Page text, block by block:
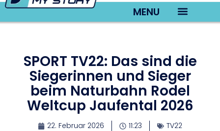
MENU
SPORT TV22: Das sind die
Siegerinnen und Sieger
beim Naturbahn Rodel
Weltcup Jaufental 2026
22. Februar 2026 11:23 TV22